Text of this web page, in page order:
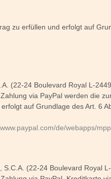
zu erfüllen und erfolgt auf
(22-24 Boulevard Royal L-
via PayPal werden die
auf Grundlage des Art. 6
de/webapps/
(22-24 Boulevard Royal